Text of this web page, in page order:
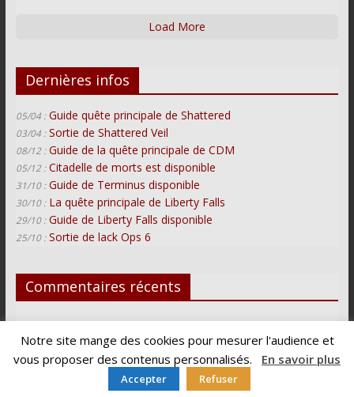
Notre site mange des cookies pour mesurer l'audience et
vous proposer des contenus personnalisés. En savoir plus
Accepter Refuser
Load More
Dernières infos
05/04 : Guide quête principale de Shattered
03/04 : Sortie de Shattered Veil
08/12 : Guide de la quête principale de CDM
05/12 : Citadelle de morts est disponible
31/10 : Guide de Terminus disponible
30/10 : La quête principale de Liberty Falls
29/10 : Guide de Liberty Falls disponible
25/10 : Sortie de lack Ops 6
Commentaires récents
ZephyreosdansShadows of Evil
La quête principale de Shattered Veil
La quête principale de Shattered Veil